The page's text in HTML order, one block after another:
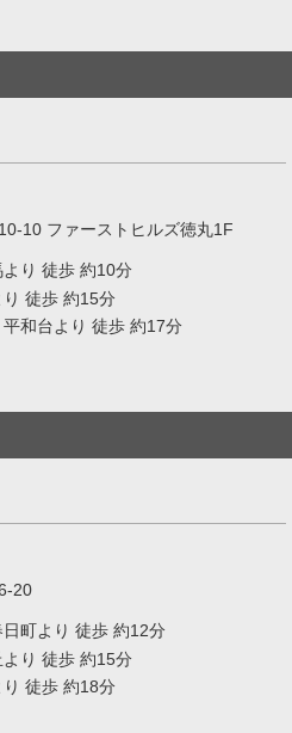
10 ファーストヒルズ徳丸1F
り 徒歩 約10分
徒歩 約15分
和台より 徒歩 約17分
20
町より 徒歩 約12分
り 徒歩 約15分
徒歩 約18分